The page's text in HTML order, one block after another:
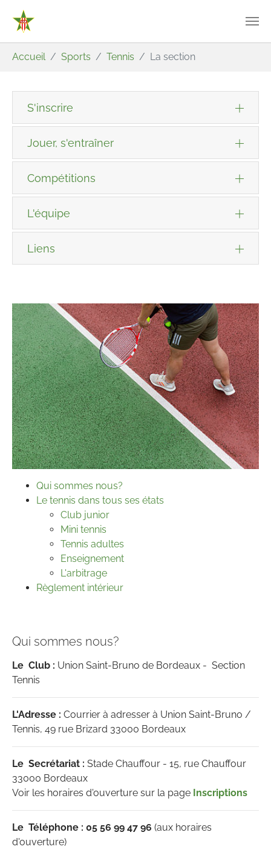
Accueil Sports Tennis La section
S'inscrire
Jouer, s'entraîner
Compétitions
L'équipe
Liens
Qui sommes nous?
Le tennis dans tous ses états
Club junior
Mini tennis
Tennis adultes
Enseignement
L'arbitrage
Règlement intérieur
Qui sommes nous?
Le Club : Union Saint-Bruno de Bordeaux - Section
Tennis
L'Adresse : Courrier à adresser à Union Saint-Bruno /
Tennis, 49 rue Brizard 33000 Bordeaux
Le Secrétariat : Stade Chauffour - 15, rue Chauffour
33000 Bordeaux
Voir les horaires d'ouverture sur la page Inscriptions
Le Téléphone : 05 56 99 47 96 (aux horaires
d'ouverture)